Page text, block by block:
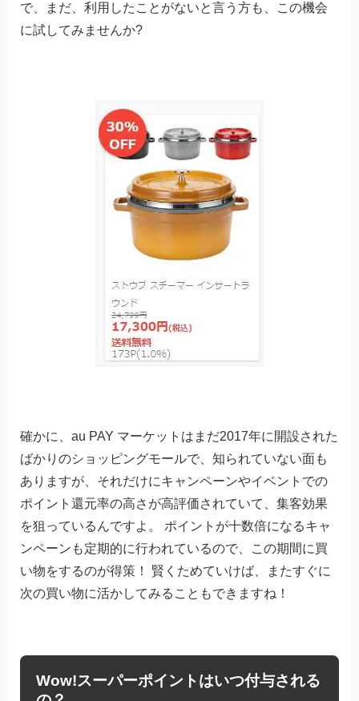
で、まだ、利用したことがないと言う方も、この機会
に試してみませんか?
確かに、au PAY マーケットはまだ2017年に開設された
ばかりのショッピングモールで、知られていない面も
ありますが、それだけにキャンペーンやイベントでの
ポイント還元率の高さが高評価されていて、集客効果
を狙っているんですよ。 ポイントが十数倍になるキャ
ンペーンも定期的に行われているので、この期間に買
い物をするのが得策！ 賢くためていけば、またすぐに
次の買い物に活かしてみることもできますね！
Wow!スーパーポイントはいつ付与される